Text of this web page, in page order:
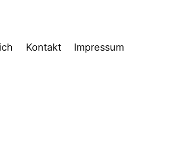
Kontakt Impressum